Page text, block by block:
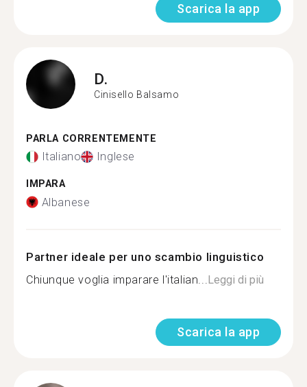
Scarica la app
D.
Cinisello Balsamo
PARLA CORRENTEMENTE
Italiano Inglese
IMPARA
Albanese
Partner ideale per uno scambio linguistico
Chiunque voglia imparare l'italian... Leggi di più
Scarica la app